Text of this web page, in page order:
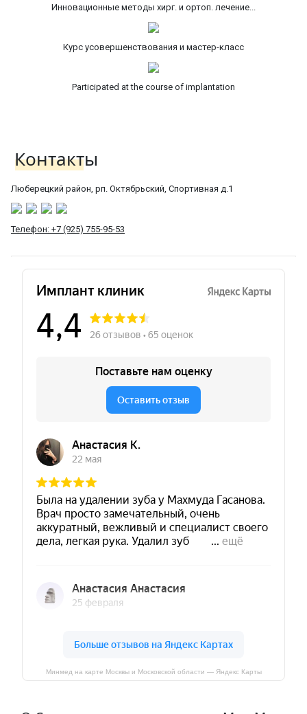
Инновационные методы хирг. и ортоп. лечение...
Курс усовершенствования и мастер-класс
Participated at the course of implantation
Контакты
Люберецкий район, рп. Октябрьский, Спортивная д.1
Телефон: +7 (925) 755-95-53
Минмед на карте Москвы и Московской области — Яндекс Карты